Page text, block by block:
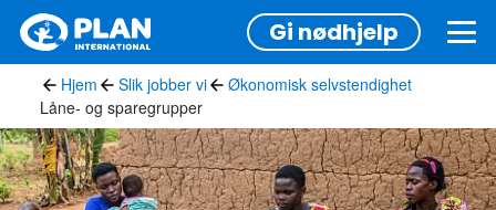
Hopp
hovedinnhold
Gi nødhjelp
Hjem Slik jobber vi
Økonomisk selvstendighet
Låne- og sparegrupper